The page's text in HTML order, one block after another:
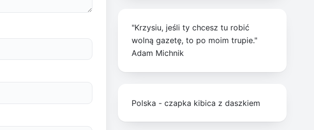
"Krzysiu, jeśli ty chcesz tu robić
wolną gazetę, to po moim trupie."
Adam Michnik
Polska - czapka kibica z daszkiem